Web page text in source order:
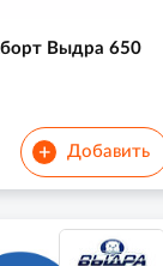
Выдра 650
+ Добавить